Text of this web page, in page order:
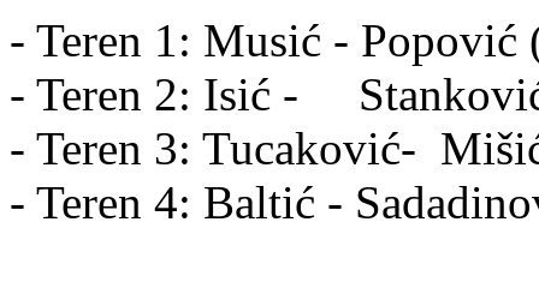
- Teren 1: Musić - Popović
- Teren 2: Isić -
- Teren 3: Tucaković-
- Teren 4: Baltić -